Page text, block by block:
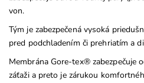
von.
Tým je zabezpečená vysoká
pred podchladením či prehriatím a
Membrána Gore-tex®zabezpečuje
záťaži a preto je zárukou